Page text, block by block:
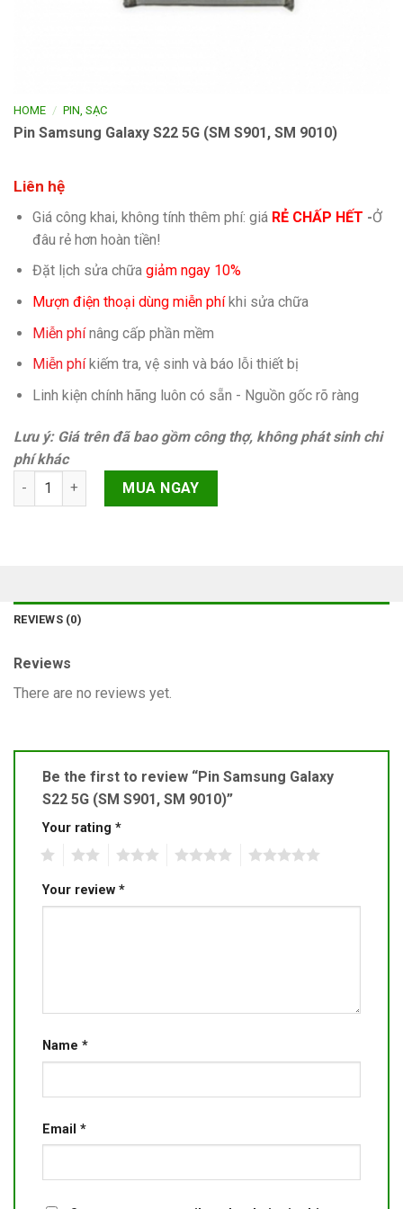
HOME / PIN, SẠC
Pin Samsung Galaxy S22 5G (SM S901, SM 9010)
Liên hệ
Giá công khai, không tính thêm phí: giá RẺ CHẤP HẾT -Ở
đâu rẻ hơn hoàn tiền!
Đặt lịch sửa chữa giảm ngay 10%
Mượn điện thoại dùng miễn phíkhi sửa chữa
Miễn phínâng cấp phần mềm
Miễn phíkiếm tra, vệ sinh và báo lỗi thiết bị
Linh kiện chính hãng luôn có sẵn - Nguồn gốc rõ ràng
Lưu ý: Giá trên đã bao gồm công thợ, không phát sinh chi
phí khác
Pin Samsung Galaxy S22 5G (SM S901, SM 9010) quantity
MUA NGAY
REVIEWS (0)
Reviews
There are no reviews yet.
Be the first to review “Pin Samsung Galaxy
S22 5G (SM S901, SM 9010)”
Your rating *
Your review *
Name *
Email *